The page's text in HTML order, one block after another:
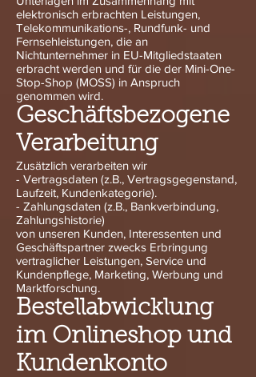
elektronisch erbrachten Leistungen,
Telekommunikations-, Rundfunk- und
Fernsehleistungen, die an
Nichtunternehmer in EU-Mitgliedstaaten
erbracht werden und für die der Mini-One-
Stop-Shop (MOSS) in Anspruch
genommen wird.
Geschäftsbezogene
Verarbeitung
Zusätzlich verarbeiten wir
- Vertragsdaten (z.B., Vertragsgegenstand,
Laufzeit, Kundenkategorie).
- Zahlungsdaten (z.B., Bankverbindung,
Zahlungshistorie)
von unseren Kunden, Interessenten und
Geschäftspartner zwecks Erbringung
vertraglicher Leistungen, Service und
Kundenpflege, Marketing, Werbung und
Marktforschung.
Bestellabwicklung
im Onlineshop und
Kundenkonto